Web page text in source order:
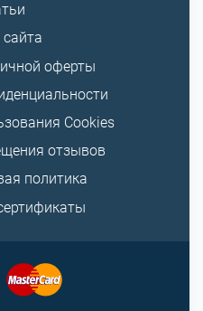
сайта
оферты
Cookies
отзывов
политика